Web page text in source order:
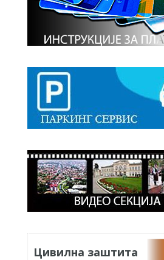
Цивилна заштита